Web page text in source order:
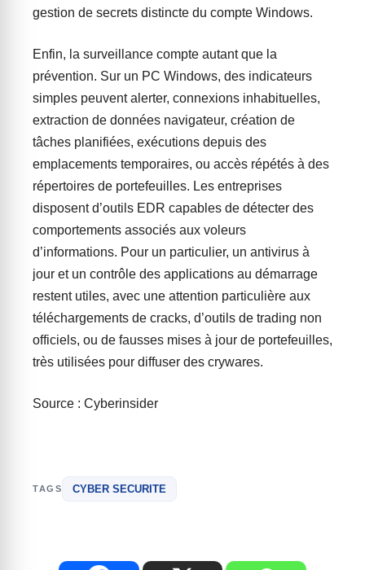
gestion de secrets distincte du compte Windows.
Enfin, la surveillance compte autant que la
prévention. Sur un PC Windows, des indicateurs
simples peuvent alerter, connexions inhabituelles,
extraction de données navigateur, création de
tâches planifiées, exécutions depuis des
emplacements temporaires, ou accès répétés à des
répertoires de portefeuilles. Les entreprises
disposent d’outils EDR capables de détecter des
comportements associés aux voleurs
d’informations. Pour un particulier, un antivirus à
jour et un contrôle des applications au démarrage
restent utiles, avec une attention particulière aux
téléchargements de cracks, d’outils de trading non
officiels, ou de fausses mises à jour de portefeuilles,
très utilisées pour diffuser des crywares.
Source : Cyberinsider
TAGS CYBER SECURITE